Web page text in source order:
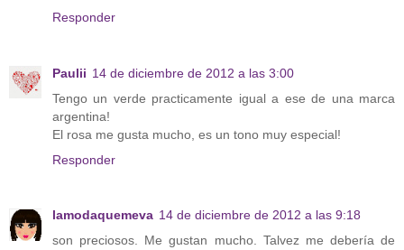
Responder
Paulii 14 de diciembre de 2012 a las 3:00
Tengo un verde practicamente igual a ese de una marca
argentina!
El rosa me gusta mucho, es un tono muy especial!
Responder
lamodaquemeva 14 de diciembre de 2012 a las 9:18
son preciosos. Me gustan mucho. Talvez me debería de